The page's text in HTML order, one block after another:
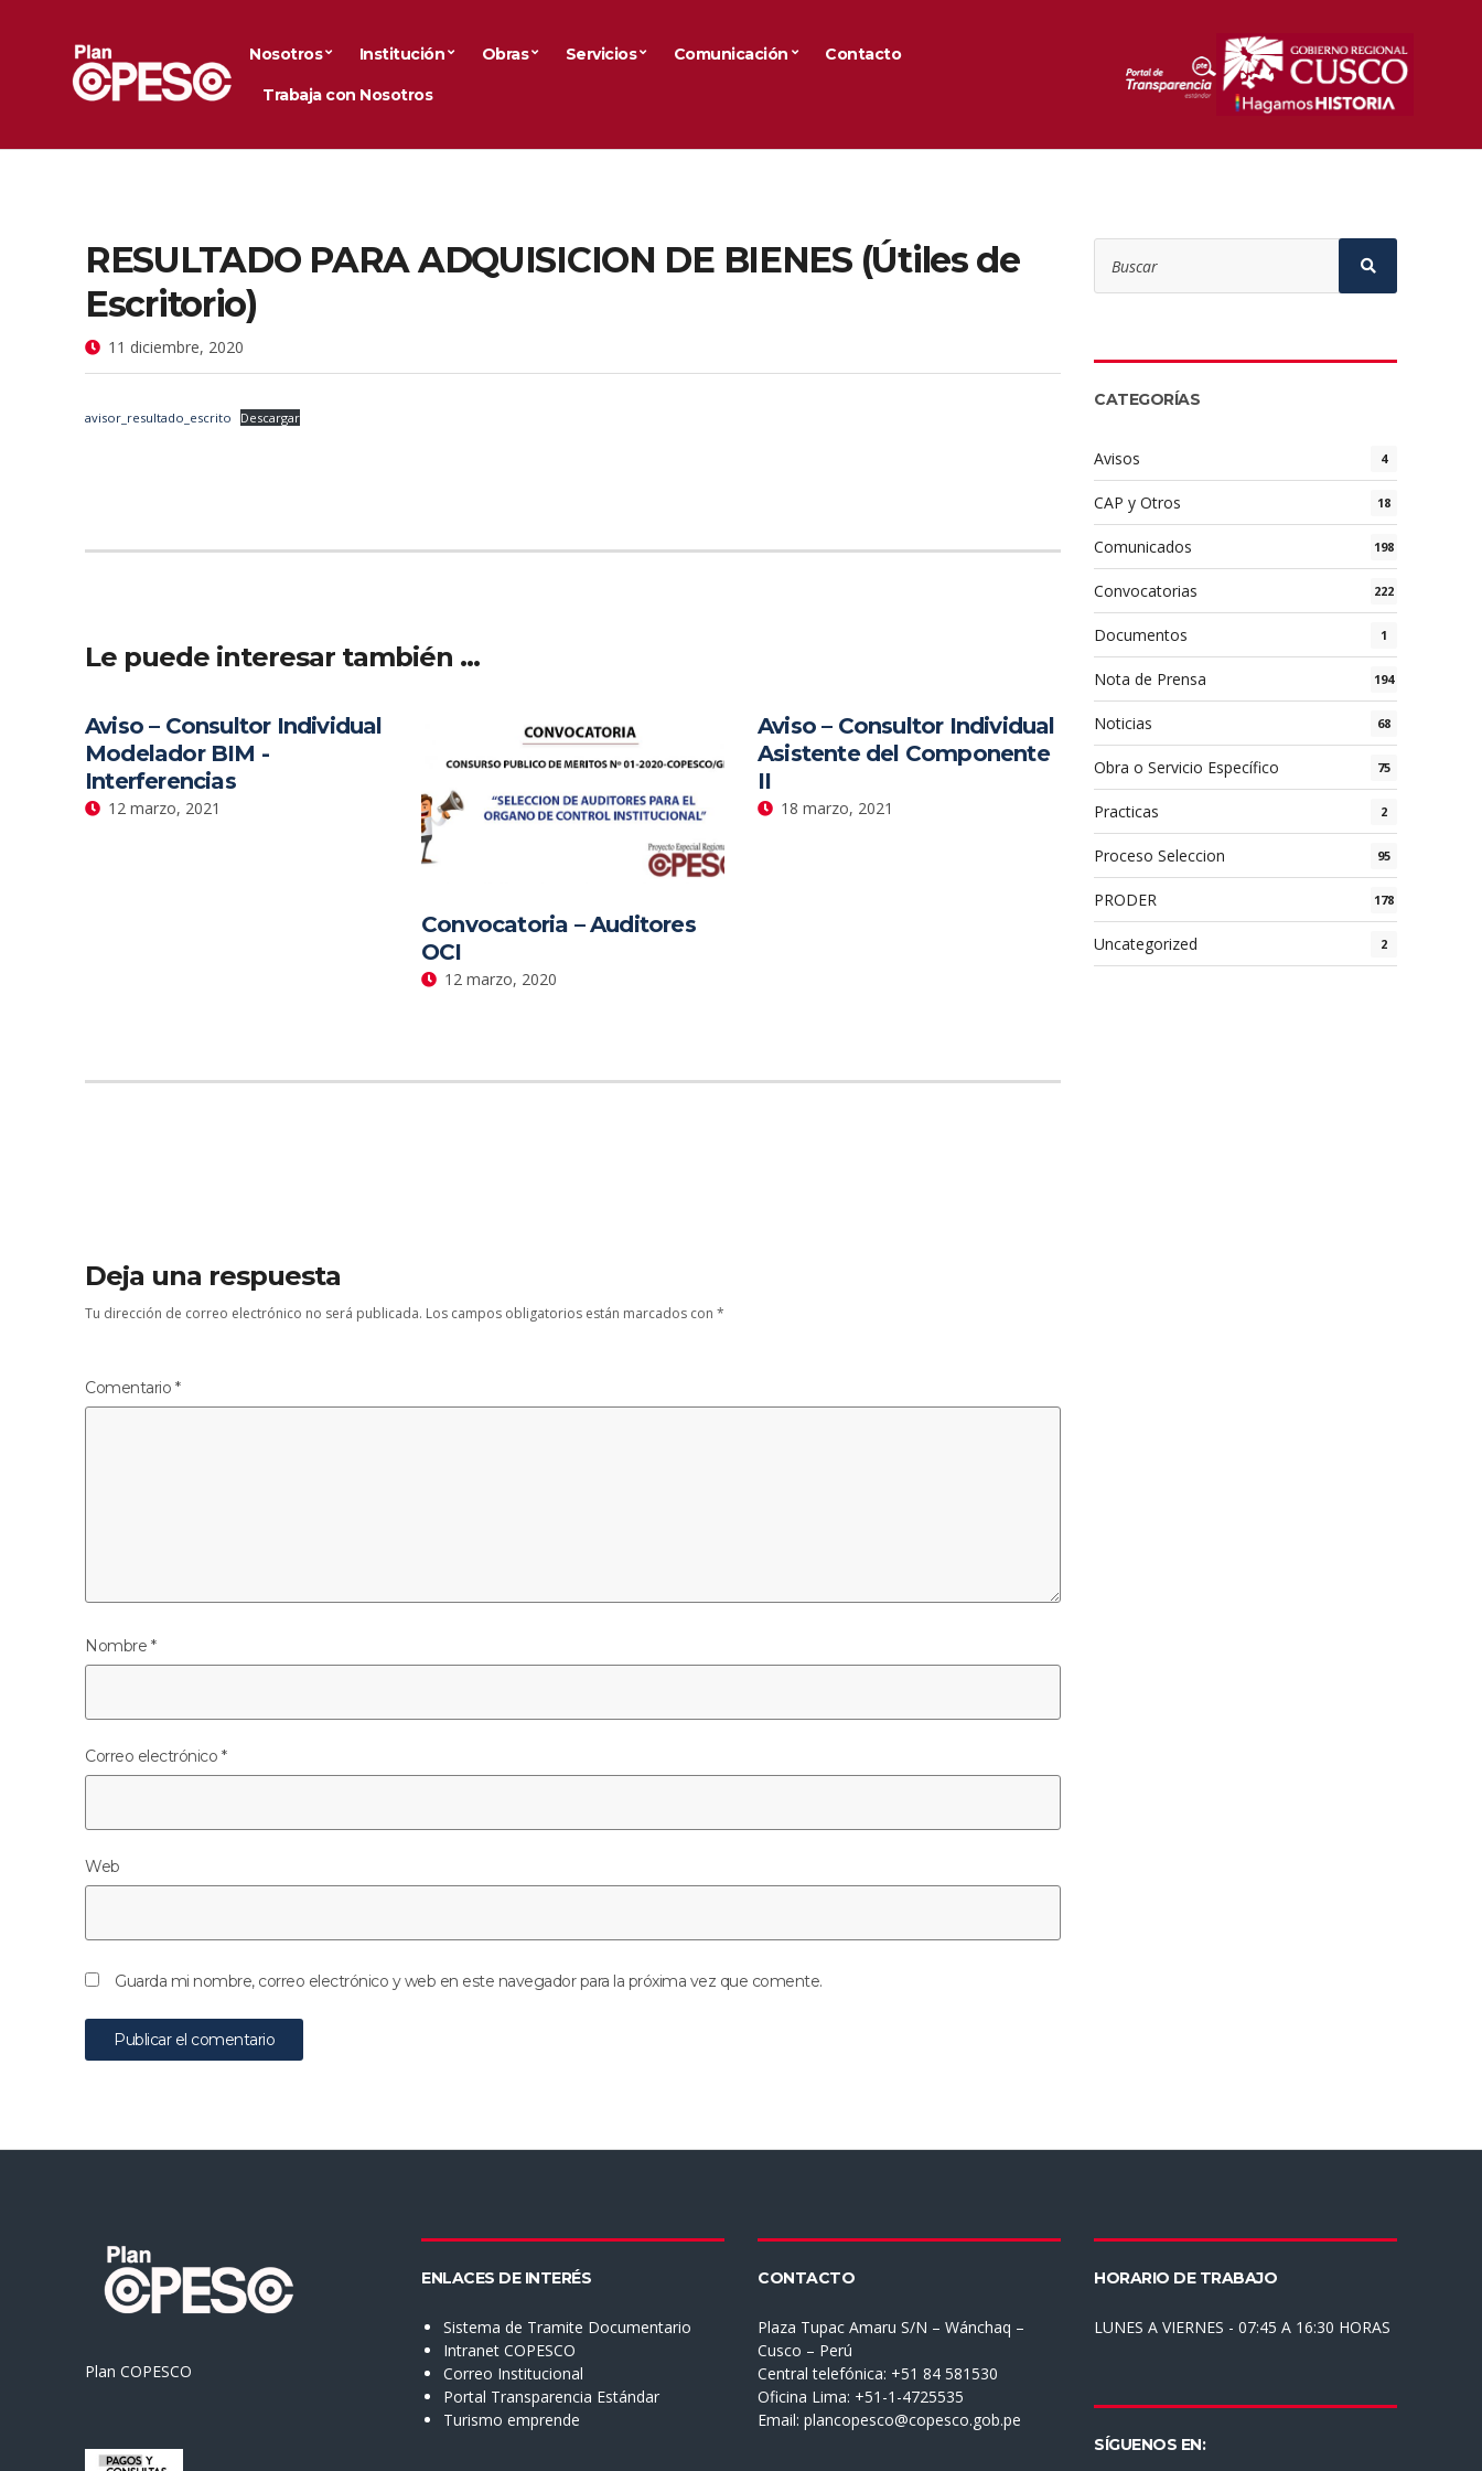
Nosotros Institución Obras Servicios Comunicación Contacto
Trabaja con Nosotros
RESULTADO PARA ADQUISICION DE BIENES (Útiles de
Escritorio)
11 diciembre, 2020
avisor_resultado_escrito Descargar
Le puede interesar también …
Aviso – Consultor Individual
Modelador BIM -
Interferencias
12 marzo, 2021
Convocatoria – Auditores
OCI
12 marzo, 2020
Aviso – Consultor Individual
Asistente del Componente
II
18 marzo, 2021
Deja una respuesta
Tu dirección de correo electrónico no será publicada. Los campos obligatorios están marcados con *
Comentario *
Nombre *
Correo electrónico *
Web
Guarda mi nombre, correo electrónico y web en este navegador para la próxima vez que comente.
for:
Search
CATEGORÍAS
Avisos 4
CAP y Otros 18
Comunicados 198
Convocatorias 222
Documentos 1
Nota de Prensa 194
Noticias 68
Obra o Servicio Específico 75
Practicas 2
Proceso Seleccion 95
PRODER 178
Uncategorized 2
Plan COPESCO
ENLACES DE INTERÉS
Sistema de Tramite Documentario
Intranet COPESCO
Correo Institucional
Portal Transparencia Estándar
Turismo emprende
CONTACTO
Plaza Tupac Amaru S/N – Wánchaq –
Cusco – Perú
Central telefónica: +51 84 581530
Oficina Lima: +51-1-4725535
Email: plancopesco@copesco.gob.pe
HORARIO DE TRABAJO
LUNES A VIERNES - 07:45 A 16:30 HORAS
SÍGUENOS EN: